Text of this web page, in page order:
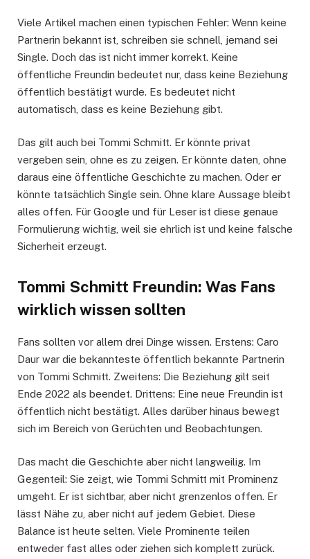
Viele Artikel machen einen typischen Fehler: Wenn keine
Partnerin bekannt ist, schreiben sie schnell, jemand sei
Single. Doch das ist nicht immer korrekt. Keine
öffentliche Freundin bedeutet nur, dass keine Beziehung
öffentlich bestätigt wurde. Es bedeutet nicht
automatisch, dass es keine Beziehung gibt.
Das gilt auch bei Tommi Schmitt. Er könnte privat
vergeben sein, ohne es zu zeigen. Er könnte daten, ohne
daraus eine öffentliche Geschichte zu machen. Oder er
könnte tatsächlich Single sein. Ohne klare Aussage bleibt
alles offen. Für Google und für Leser ist diese genaue
Formulierung wichtig, weil sie ehrlich ist und keine falsche
Sicherheit erzeugt.
Tommi Schmitt Freundin: Was Fans
wirklich wissen sollten
Fans sollten vor allem drei Dinge wissen. Erstens: Caro
Daur war die bekannteste öffentlich bekannte Partnerin
von Tommi Schmitt. Zweitens: Die Beziehung gilt seit
Ende 2022 als beendet. Drittens: Eine neue Freundin ist
öffentlich nicht bestätigt. Alles darüber hinaus bewegt
sich im Bereich von Gerüchten und Beobachtungen.
Das macht die Geschichte aber nicht langweilig. Im
Gegenteil: Sie zeigt, wie Tommi Schmitt mit Prominenz
umgeht. Er ist sichtbar, aber nicht grenzenlos offen. Er
lässt Nähe zu, aber nicht auf jedem Gebiet. Diese
Balance ist heute selten. Viele Prominente teilen
entweder fast alles oder ziehen sich komplett zurück.